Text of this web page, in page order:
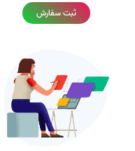
ثبت سفارش